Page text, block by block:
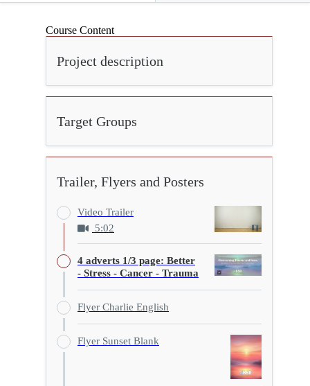
Course Content
Project description
Target Groups
Trailer, Flyers and Posters
Video Trailer
5:02
4 adverts 1/3 page: Better
- Stress - Cancer - Trauma
Flyer Charlie English
Flyer Sunset Blank